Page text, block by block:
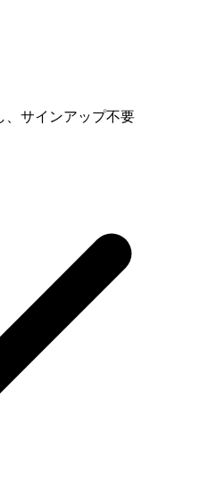
、サインアップ不要